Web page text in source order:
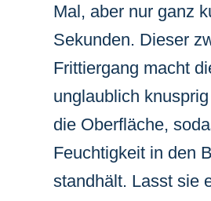
Mal, aber nur ganz
Sekunden. Dieser
Frittiergang macht
unglaublich
die Oberfläche,
Feuchtigkeit in den
standhält. Lasst sie